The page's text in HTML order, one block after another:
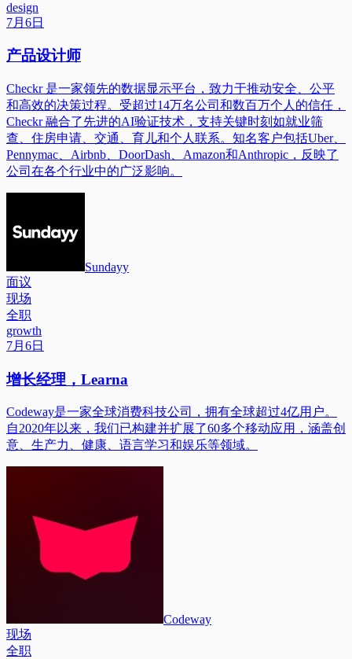
design
7月6日
产品设计师
Checkr 是一家领先的数据显示平台，致力于推动安全、公平
和高效的决策过程。受超过14万名公司和数百万个人的信任，
Checkr 融合了先进的AI验证技术，支持关键时刻如就业筛
查、住房申请、交通、育儿和个人联系。知名客户包括Uber、
Pennymac、Airbnb、DoorDash、Amazon和Anthropic，反映了
公司在各个行业中的广泛影响。
Sundayy
面议
现场
全职
growth
7月6日
增长经理，Learna
Codeway是一家全球消费科技公司，拥有全球超过4亿用户。
自2020年以来，我们已构建并扩展了60多个移动应用，涵盖创
意、生产力、健康、语言学习和娱乐等领域。
Codeway
现场
全职